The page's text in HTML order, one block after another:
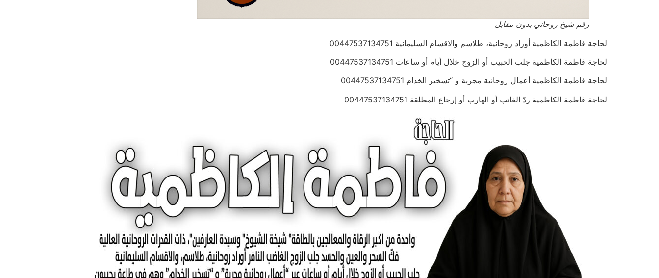
رقم شيخ روحاني بدون مقابل
الحاجة فاطمة الكاظمية أوراد روحانية، طلاسم والاقسام السليمانية 00447537134751
الحاجة فاطمة الكاظمية جلب الحبيب أو الزوج خلال أيام أو ساعات 00447537134751
الحاجة فاطمة الكاظمية أعمال روحانية مجربة و “تسخير الخدام 00447537134751
الحاجة فاطمة الكاظمية ردّ الغائب أو الهارب أو إرجاع المطلقة 00447537134751